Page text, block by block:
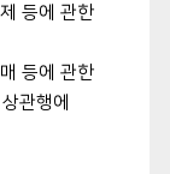
등에 관한
등에 관한
관행에